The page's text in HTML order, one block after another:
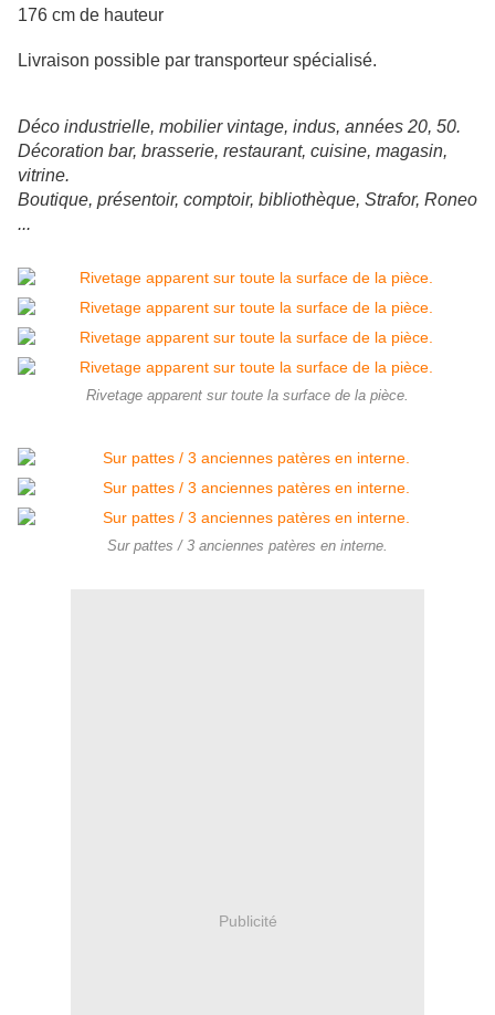
176 cm de hauteur
Livraison possible par transporteur spécialisé.
Déco industrielle, mobilier vintage, indus, années 20, 50.
Décoration bar, brasserie, restaurant, cuisine, magasin,
vitrine.
Boutique, présentoir, comptoir, bibliothèque, Strafor, Roneo
...
Rivetage apparent sur toute la surface de la pièce.
Sur pattes / 3 anciennes patères en interne.
Publicité